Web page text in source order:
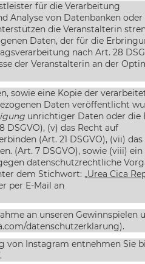
für die Verarbeitung
Analyse von Datenbanken oder
die Veranstalterin
Daten, der für die
nach Art. 28
der Veranstalterin an der
sowie eine Kopie der
Daten veröffentlicht
unrichtiger Daten oder die
DSGVO), (v) das Recht auf
(Art. 21 DSGVO), (vii) das
(Art. 7 DSGVO), sowie (viii) ein
datenschutzrechtliche
dem Stichwort: „Urea Cica
per E-Mail an
an unseren Gewinnspielen
datenschutzerklarung).
von Instagram entnehmen Sie
.